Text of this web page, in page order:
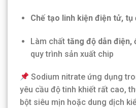
Chế tạo linh kiện điện tử, tụ
Làm chất tăng độ dẫn điện,
quy trình sản xuất chip
Sodium nitrate ứng dụng
yêu cầu độ tinh khiết rất cao,
bột siêu mịn hoặc dung dịch